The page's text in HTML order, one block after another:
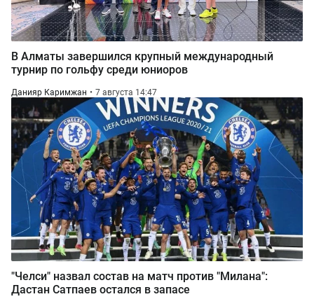
В Алматы завершился крупный международный
турнир по гольфу среди юниоров
Данияр Каримжан 7 августа 14:47
"Челси" назвал состав на матч против "Милана":
Дастан Сатпаев остался в запасе